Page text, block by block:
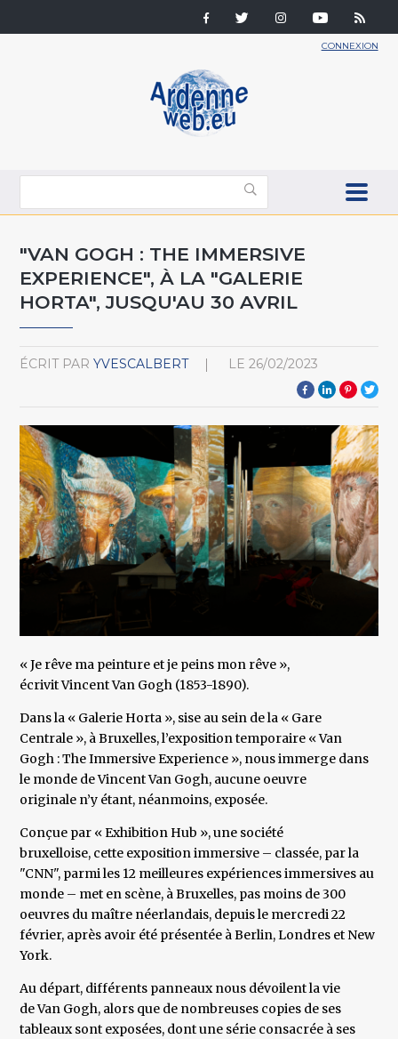
CONNEXION
"VAN GOGH : THE IMMERSIVE
EXPERIENCE", À LA "GALERIE
HORTA", JUSQU'AU 30 AVRIL
ÉCRIT PAR YVESCALBERT LE 26/02/2023
« Je rêve ma peinture et je peins mon rêve »,
écrivit Vincent Van Gogh (1853-1890).
Dans la « Galerie Horta », sise au sein de la « Gare
Centrale », à Bruxelles, l’exposition temporaire « Van
Gogh : The Immersive Experience », nous immerge dans
le monde de Vincent Van Gogh, aucune oeuvre
originale n’y étant, néanmoins, exposée.
Conçue par « Exhibition Hub », une société
bruxelloise, cette exposition immersive – classée, par la
"CNN", parmi les 12 meilleures expériences immersives au
monde – met en scène, à Bruxelles, pas moins de 300
oeuvres du maître néerlandais, depuis le mercredi 22
février, après avoir été présentée à Berlin, Londres et New
York.
Au départ, différents panneaux nous dévoilent la vie
de Van Gogh, alors que de nombreuses copies de ses
tableaux sont exposées, dont une série consacrée à ses